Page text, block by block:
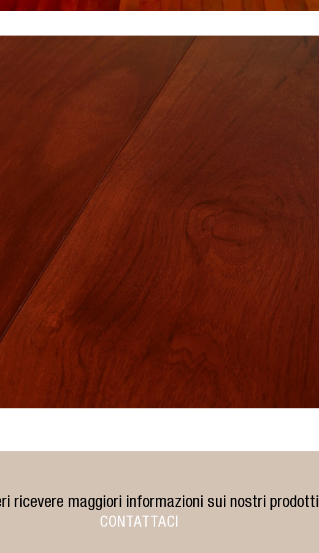
ricevere maggiori informazioni sui nostri prodotti
CONTATTACI